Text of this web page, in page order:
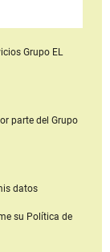
Grupo EL
parte del Grupo
datos
su Política de